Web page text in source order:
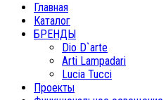
Главная
Каталог
БРЕНДЫ
Dio D`arte
Arti Lampadari
Lucia Tucci
Проекты